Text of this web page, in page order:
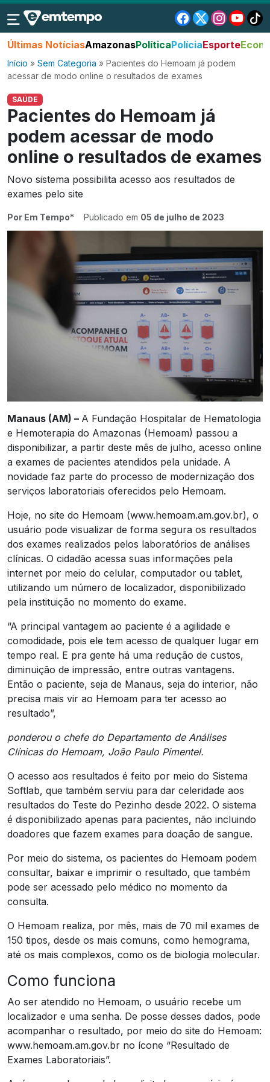
Últimas NotíciasAmazonasPolíticaPolíciaEsporte
Início » Sem Categoria » Pacientes do Hemoam já podem
acessar de modo online o resultados de exames
SAÚDE
Pacientes do Hemoam já
podem acessar de modo
online o resultados de exames
Novo sistema possibilita acesso aos resultados de
exames pelo site
Por Em Tempo* Publicado em 05 de julho de 2023
Manaus (AM) – A Fundação Hospitalar de Hematologia
e Hemoterapia do Amazonas (Hemoam) passou a
disponibilizar, a partir deste mês de julho, acesso online
a exames de pacientes atendidos pela unidade. A
novidade faz parte do processo de modernização dos
serviços laboratoriais oferecidos pelo Hemoam.
Hoje, no site do Hemoam (www.hemoam.am.gov.br), o
usuário pode visualizar de forma segura os resultados
dos exames realizados pelos laboratórios de análises
clínicas. O cidadão acessa suas informações pela
internet por meio do celular, computador ou tablet,
utilizando um número de localizador, disponibilizado
pela instituição no momento do exame.
“A principal vantagem ao paciente é a agilidade e
comodidade, pois ele tem acesso de qualquer lugar em
tempo real. E pra gente há uma redução de custos,
diminuição de impressão, entre outras vantagens.
Então o paciente, seja de Manaus, seja do interior, não
precisa mais vir ao Hemoam para ter acesso ao
resultado”,
ponderou o chefe do Departamento de Análises
Clínicas do Hemoam, João Paulo Pimentel.
O acesso aos resultados é feito por meio do Sistema
Softlab, que também serviu para dar celeridade aos
resultados do Teste do Pezinho desde 2022. O sistema
é disponibilizado apenas para pacientes, não incluindo
doadores que fazem exames para doação de sangue.
Por meio do sistema, os pacientes do Hemoam podem
consultar, baixar e imprimir o resultado, que também
pode ser acessado pelo médico no momento da
consulta.
O Hemoam realiza, por mês, mais de 70 mil exames de
150 tipos, desde os mais comuns, como hemograma,
até os mais complexos, como os de biologia molecular.
Como funciona
Ao ser atendido no Hemoam, o usuário recebe um
localizador e uma senha. De posse desses dados, pode
acompanhar o resultado, por meio do site do Hemoam:
www.hemoam.am.gov.br no ícone “Resultado de
Exames Laboratoriais”.